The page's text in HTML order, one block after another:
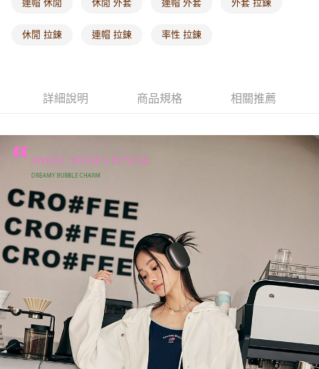
連帽 休閒 休閒 外套 連帽 外套 外套 拉鍊
休閒 拉鍊 連帽 拉鍊 率性 拉鍊
詳細說明 商品規格 相關推薦